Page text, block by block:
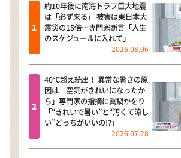
約10年後に南海トラフ巨大地震
は「必ず来る」 被害は東日本大
震災の15倍…専門家断言「人生
のスケジュールに入れて」
2026.08.06
40℃超え続出！ 異常な暑さの原
因は「空気がきれいになったか
ら」専門家の指摘に眞鍋かをり
「“きれいで暑い”と“汚くて涼し
い”どっちがいいの!?」
2026.07.28